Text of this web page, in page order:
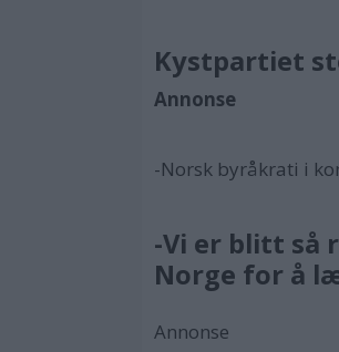
Kystpartiet
Annonse
-Norsk byråkrati i
-Vi er blitt så
Norge for å
Annonse